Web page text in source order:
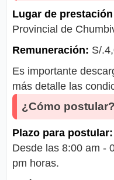
Lugar de
Provincial de
Remuneración: S/
Es importante
más detalle las
¿Cómo postular?
Plazo para postular:
Desde las 8:00 am -
pm horas.